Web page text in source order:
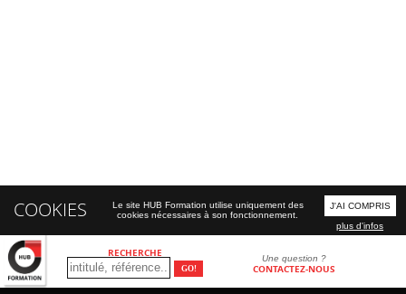
RECHERCHE Une question ?
CONTACTEZ-NOUS
COOKIES
Le site HUB Formation utilise uniquement des
cookies nécessaires à son fonctionnement.
J'AI COMPRIS
plus d'infos